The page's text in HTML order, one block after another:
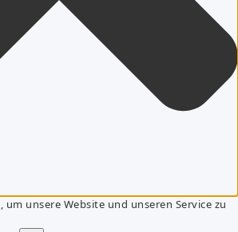
um unsere Website und unseren Service zu